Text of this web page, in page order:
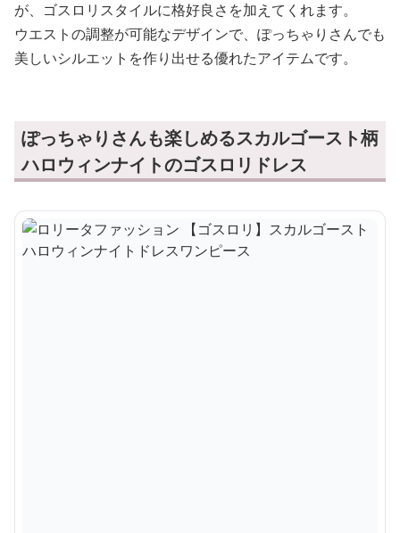
が、ゴスロリスタイルに格好良さを加えてくれます。
ウエストの調整が可能なデザインで、ぽっちゃりさんでも
美しいシルエットを作り出せる優れたアイテムです。
ぽっちゃりさんも楽しめるスカルゴースト柄
ハロウィンナイトのゴスロリドレス